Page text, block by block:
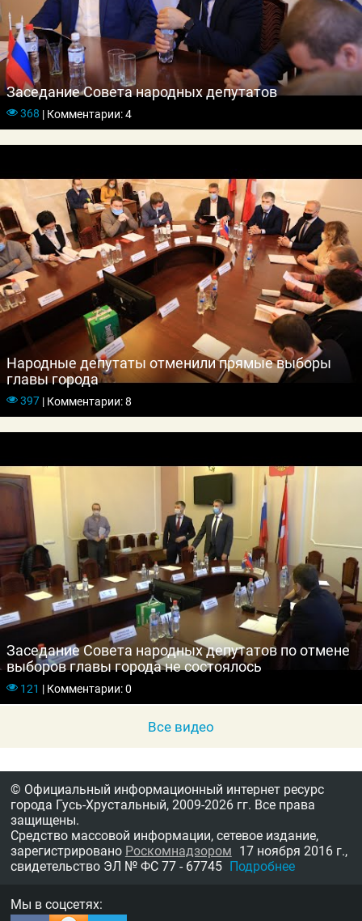
Заседание Совета народных депутатов
368 |Комментарии: 4
Народные депутаты отменили прямые выборы
главы города
397 |Комментарии: 8
Заседание Совета народных депутатов по отмене
выборов главы города не состоялось
121 |Комментарии: 0
Все видео
© Официальный информационный интернет ресурс
города Гусь-Хрустальный, 2009-2026 гг. Все права
защищены.
Средство массовой информации, сетевое издание,
зарегистрировано Роскомнадзором 17 ноября 2016 г.,
свидетельство ЭЛ № ФС 77 - 67745 Подробнее
Мы в соцсетях: